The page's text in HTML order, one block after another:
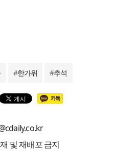
#한가위 #추석
및 재배포 금지